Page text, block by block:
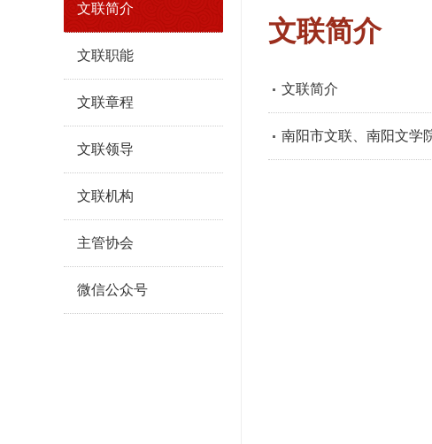
文联简介
文联职能
文联章程
文联领导
文联机构
主管协会
微信公众号
文联简介
文联简介
南阳市文联、南阳文学